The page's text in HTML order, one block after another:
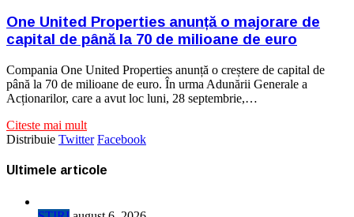
One United Properties anunță o majorare de
capital de până la 70 de milioane de euro
Compania One United Properties anunță o creștere de capital de
până la 70 de milioane de euro. În urma Adunării Generale a
Acționarilor, care a avut loc luni, 28 septembrie,…
Citeste mai mult
Distribuie Twitter Facebook
Ultimele articole